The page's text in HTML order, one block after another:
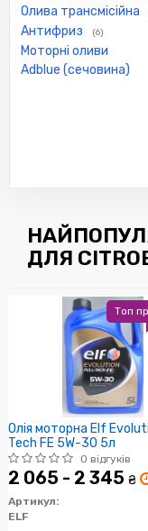
Олива трансмісійна
Антифриз (6)
Моторні оливи
Adblue (сечовина)
ДЛЯ
Олія моторна Elf
Tech FE 5W-30 5л
0 відгуків
2 065 - 2 345 ₴
Артикул:
ELF
Топ